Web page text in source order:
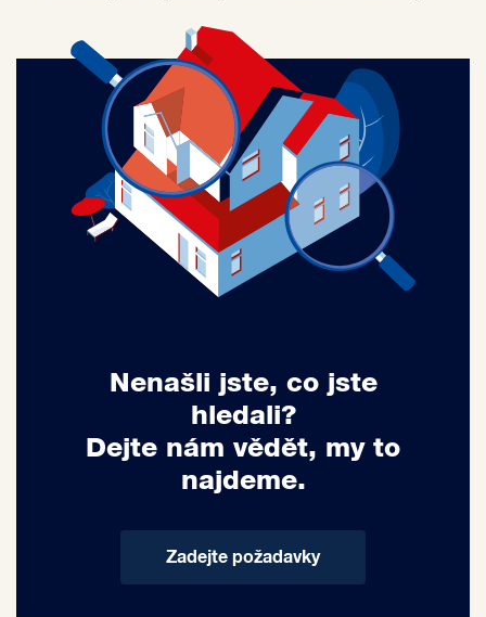
Nenašli jste, co jste
hledali?
Dejte nám vědět, my to
najdeme.
Zadejte požadavky